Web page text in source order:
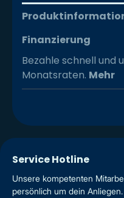
Finanzierung
Bezahle schnell und
Monatsraten. Mehr
Service Hotline
Unsere kompetenten
persönlich um dein